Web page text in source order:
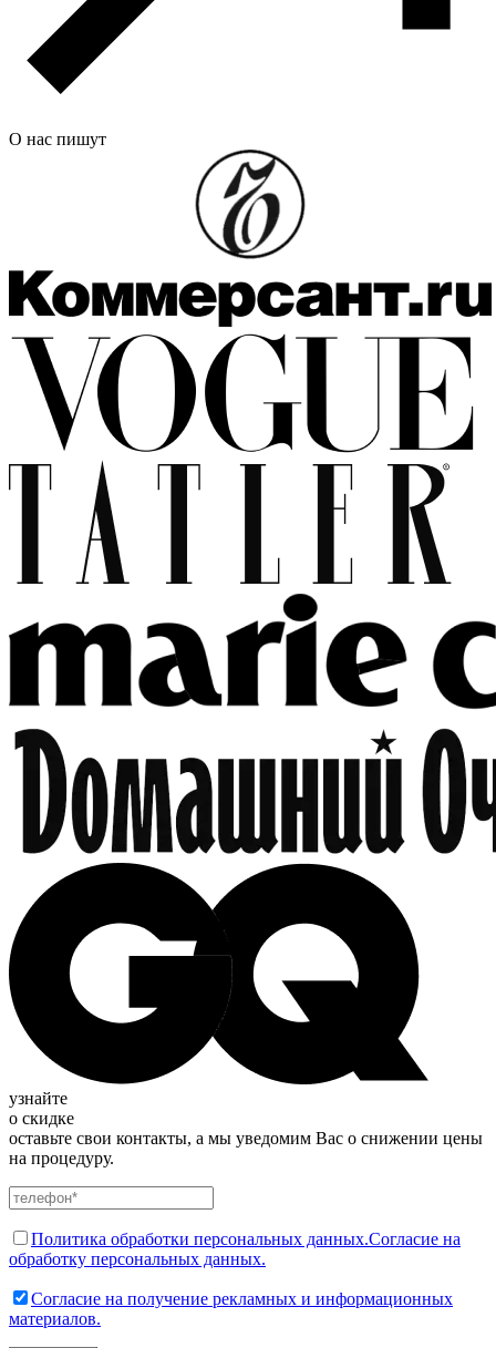
О нас пишут
узнайте
о скидке
оставьте свои контакты, а мы уведомим Вас о снижении цены
на процедуру.
Политика обработки персональных данных.Согласие на
обработку персональных данных.
Согласие на получение рекламных и информационных
материалов.